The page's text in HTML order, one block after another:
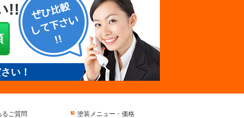
!!
い！
るご質問
塗装メニュー・価格